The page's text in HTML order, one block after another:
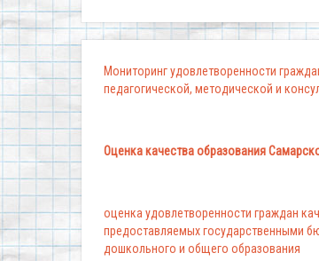
Мониторинг удовлетворенности
педагогической, методической и
Оценка качества образования
оценка удовлетворенности граждан
предоставляемых государственными
дошкольного и общего образования